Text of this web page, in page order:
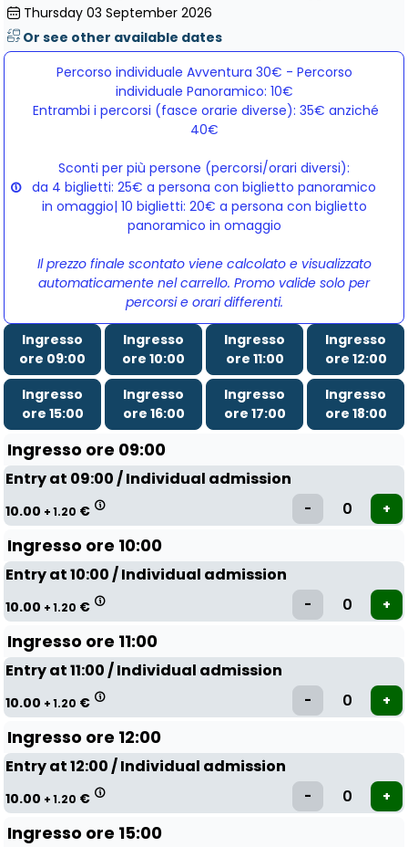
Thursday 03 September 2026
Or see other available dates
Percorso individuale Avventura 30€ - Percorso
individuale Panoramico: 10€
Entrambi i percorsi (fasce orarie diverse): 35€ anziché
40€
Sconti per più persone (percorsi/orari diversi):
da 4 biglietti: 25€ a persona con biglietto panoramico
in omaggio| 10 biglietti: 20€ a persona con biglietto
panoramico in omaggio
Il prezzo finale scontato viene calcolato e visualizzato
automaticamente nel carrello. Promo valide solo per
percorsi e orari differenti.
Ingresso
ore 09:00
Ingresso
ore 10:00
Ingresso
ore 11:00
Ingresso
ore 12:00
Ingresso
ore 15:00
Ingresso
ore 16:00
Ingresso
ore 17:00
Ingresso
ore 18:00
Ingresso ore 09:00
Entry at 09:00 / Individual admission
10.00 + 1.20 €
Ingresso ore 10:00
Entry at 10:00 / Individual admission
10.00 + 1.20 €
Ingresso ore 11:00
Entry at 11:00 / Individual admission
10.00 + 1.20 €
Ingresso ore 12:00
Entry at 12:00 / Individual admission
10.00 + 1.20 €
Ingresso ore 15:00